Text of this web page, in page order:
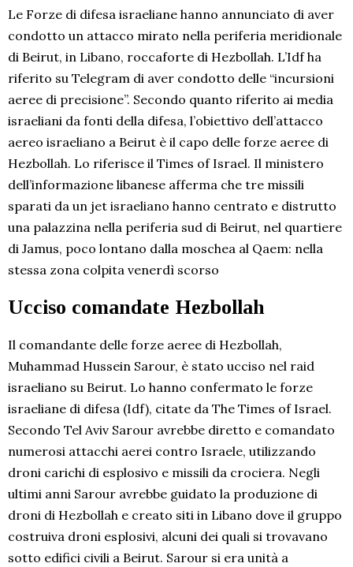
Le Forze di difesa israeliane hanno annunciato di aver
condotto un attacco mirato nella periferia meridionale
di Beirut, in Libano, roccaforte di Hezbollah. L’Idf ha
riferito su Telegram di aver condotto delle “incursioni
aeree di precisione”. Secondo quanto riferito ai media
israeliani da fonti della difesa, l’obiettivo dell’attacco
aereo israeliano a Beirut è il capo delle forze aeree di
Hezbollah. Lo riferisce il Times of Israel. Il ministero
dell’informazione libanese afferma che tre missili
sparati da un jet israeliano hanno centrato e distrutto
una palazzina nella periferia sud di Beirut, nel quartiere
di Jamus, poco lontano dalla moschea al Qaem: nella
stessa zona colpita venerdì scorso
Ucciso comandate Hezbollah
Il comandante delle forze aeree di Hezbollah,
Muhammad Hussein Sarour, è stato ucciso nel raid
israeliano su Beirut. Lo hanno confermato le forze
israeliane di difesa (Idf), citate da The Times of Israel.
Secondo Tel Aviv Sarour avrebbe diretto e comandato
numerosi attacchi aerei contro Israele, utilizzando
droni carichi di esplosivo e missili da crociera. Negli
ultimi anni Sarour avrebbe guidato la produzione di
droni di Hezbollah e creato siti in Libano dove il gruppo
costruiva droni esplosivi, alcuni dei quali si trovavano
sotto edifici civili a Beirut. Sarour si era unità a